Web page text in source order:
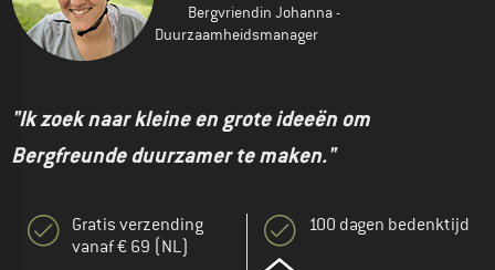
Bergvriendin Johanna -
Duurzaamheidsmanager
"Ik zoek naar kleine en grote ideeën om
Bergfreunde duurzamer te maken."
Gratis verzending
vanaf € 69 (NL)
100 dagen bedenktijd